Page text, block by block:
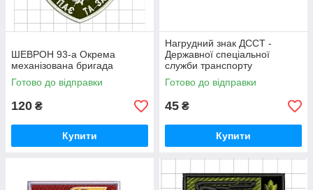
ШЕВРОН 93-а Окрема
механізована бригада
Готово до відправки
120 ₴
Купити
Нагрудний знак ДССТ -
Державної спеціальної
служби транспорту
Готово до відправки
45 ₴
Купити